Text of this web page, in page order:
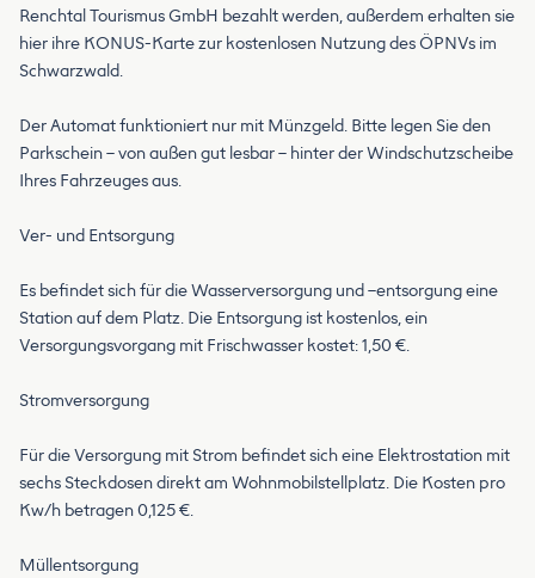
Renchtal Tourismus GmbH bezahlt werden, außerdem erhalten sie
hier ihre KONUS-Karte zur kostenlosen Nutzung des ÖPNVs im
Schwarzwald.
Der Automat funktioniert nur mit Münzgeld. Bitte legen Sie den
Parkschein – von außen gut lesbar – hinter der Windschutzscheibe
Ihres Fahrzeuges aus.
Ver- und Entsorgung
Es befindet sich für die Wasserversorgung und –entsorgung eine
Station auf dem Platz. Die Entsorgung ist kostenlos, ein
Versorgungsvorgang mit Frischwasser kostet: 1,50 €.
Stromversorgung
Für die Versorgung mit Strom befindet sich eine Elektrostation mit
sechs Steckdosen direkt am Wohnmobilstellplatz. Die Kosten pro
Kw/h betragen 0,125 €.
Müllentsorgung